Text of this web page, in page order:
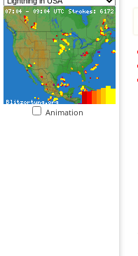
Animation